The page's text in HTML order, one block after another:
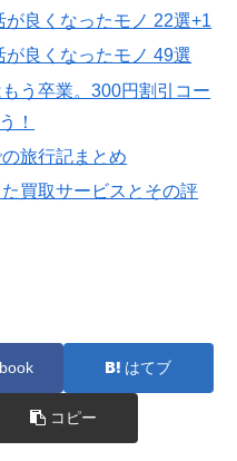
良くなったモノ 22選+1
良くなったモノ 49選
う卒業。300円割引コー
！
旅行記まとめ
買取サービスとその評
はてブ
コピー